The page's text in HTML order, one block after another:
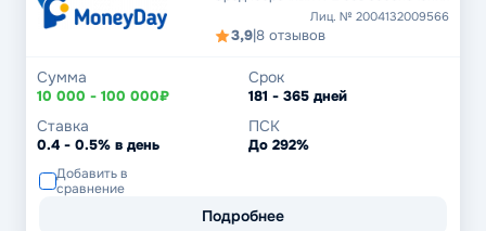
Лиц. № 2004132009566
3,9|8 отзывов
Сумма
10 000 - 100 000₽
Срок
181 - 365 дней
Ставка
0.4 - 0.5% в день
ПСК
До 292%
Добавить в
сравнение
Подробнее